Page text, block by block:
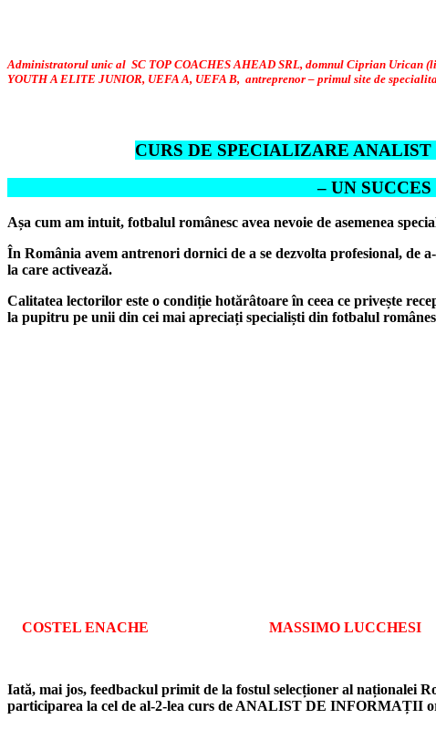
Administratorul unic al SC TOP COACHES AHEAD SRL, domnul Ciprian Urican
YOUTH A ELITE JUNIOR, UEFA A, UEFA B, antreprenor – primul site de
CURS DE SPECIALIZARE
– UN SUCCES
Așa cum am intuit, fotbalul românesc avea nevoie de asemenea
În România avem antrenori dornici de a se dezvolta profesional, de
la care activează.
Calitatea lectorilor este o condiție hotărâtoare în ceea ce privește
la pupitru pe unii din cei mai apreciați specialiști din fotbalul
COSTEL ENACHE MASSIMO
Iată, mai jos, feedbackul primit de la fostul selecționer al naționalei
participarea la cel de al-2-lea curs de ANALIST DE INFORMAȚII